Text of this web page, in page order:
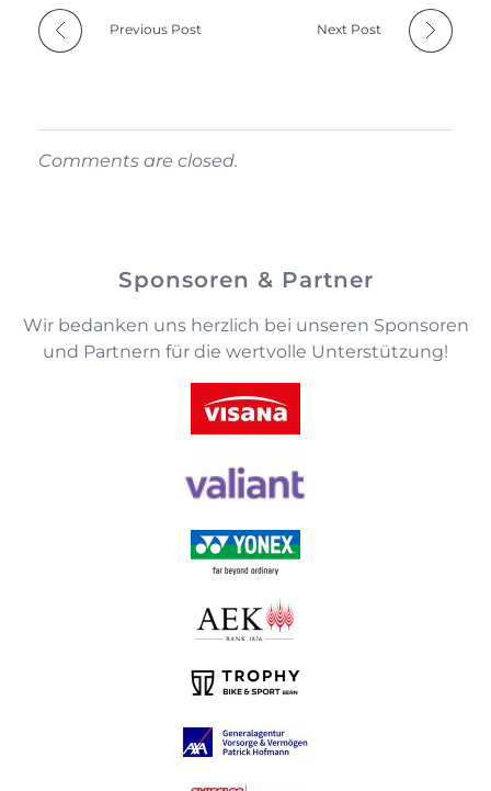
Previous Post Next Post
Comments are closed.
Sponsoren & Partner
Wir bedanken uns herzlich bei unseren Sponsoren
und Partnern für die wertvolle Unterstützung!